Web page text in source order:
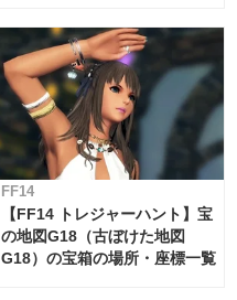
対応 / 毎週更新中】
FF14
【FF14 トレジャーハント】宝
の地図G18（古ぼけた地図
G18）の宝箱の場所・座標一覧